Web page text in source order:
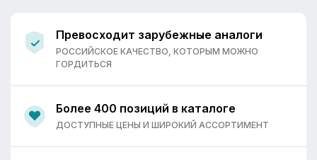
Превосходит зарубежные аналоги
РОССИЙСКОЕ КАЧЕСТВО, КОТОРЫМ МОЖНО
ГОРДИТЬСЯ
Более 400 позиций в каталоге
ДОСТУПНЫЕ ЦЕНЫ И ШИРОКИЙ АССОРТИМЕНТ